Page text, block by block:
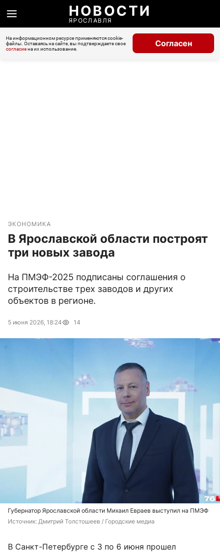
НОВОСТИ
ЯРОСЛАВЛЯ
На информационном ресурсе применяются cookie-
файлы. Оставаясь на сайте, вы подтверждаете свое
согласиена их использование.
Согласен
ЭКОНОМИКА
В Ярославской области построят
три новых завода
На ПМЭФ-2025 подписаны соглашения о
строительстве трех заводов и других
объектов в регионе.
5 июня 2026, 18:24 14
Губернатор Ярославской области Михаил Евраев выступил на ПМЭФ
Источник: Дмитрий Толстошеев / Городские медиа
В Санкт-Петербурге с 3 по 6 июня прошел